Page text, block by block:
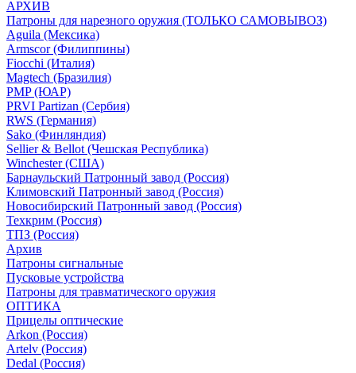
АРХИВ
Патроны для нарезного оружия (ТОЛЬКО САМОВЫВОЗ)
Aguila (Мексика)
Armscor (Филиппины)
Fiocchi (Италия)
Magtech (Бразилия)
PMP (ЮАР)
PRVI Partizan (Сербия)
RWS (Германия)
Sako (Финляндия)
Sellier & Bellot (Чешская Республика)
Winchester (США)
Барнаульский Патронный завод (Россия)
Климовский Патронный завод (Россия)
Новосибирский Патронный завод (Россия)
Техкрим (Россия)
ТПЗ (Россия)
Архив
Патроны сигнальные
Пусковые устройства
Патроны для травматического оружия
ОПТИКА
Прицелы оптические
Arkon (Россия)
Artelv (Россия)
Dedal (Россия)